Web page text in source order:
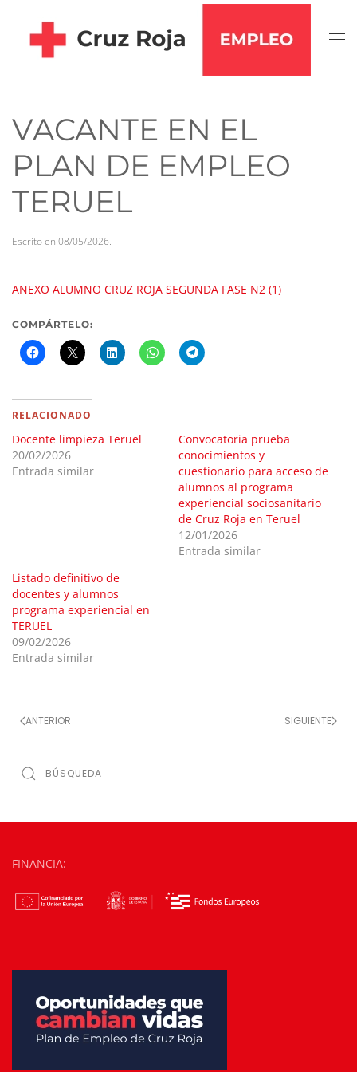
Skip to main content
VACANTE EN EL
PLAN DE EMPLEO
TERUEL
Escrito en 08/05/2026.
ANEXO ALUMNO CRUZ ROJA SEGUNDA FASE N2 (1)
COMPÁRTELO:
RELACIONADO
Docente limpieza Teruel
20/02/2026
Entrada similar
Convocatoria prueba
conocimientos y
cuestionario para acceso de
alumnos al programa
experiencial sociosanitario
de Cruz Roja en Teruel
12/01/2026
Entrada similar
Listado definitivo de
docentes y alumnos
programa experiencial en
TERUEL
09/02/2026
Entrada similar
ANTERIOR SIGUIENTE
FINANCIA: